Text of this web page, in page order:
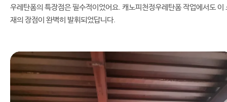
우레탄폼의 특장점은 필수적이었어요. 캐노피천정우레탄폼 작업에서도 이
재의 장점이 완벽히 발휘되었답니다.